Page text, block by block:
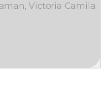
Victoria Camila